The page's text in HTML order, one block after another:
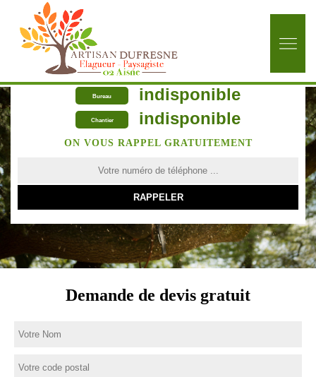
Bureau indisponible
Chantier indisponible
ON VOUS RAPPEL GRATUITEMENT
Demande de devis gratuit